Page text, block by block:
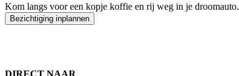
Kom langs voor een kopje koffie en rij weg in je droomauto.
Bezichtiging inplannen
DIRECT NAAR